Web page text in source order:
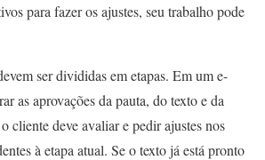
para fazer os ajustes, seu trabalho pode
ser divididas em etapas. Em um e-
as aprovações da pauta, do texto e da
cliente deve avaliar e pedir ajustes nos
à etapa atual. Se o texto já está pronto